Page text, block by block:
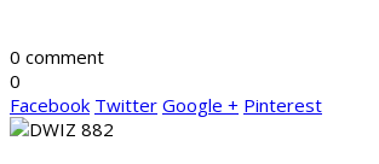
0 comment
0
Facebook Twitter Google + Pinterest